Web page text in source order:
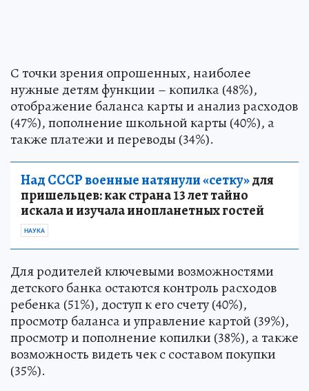
С точки зрения опрошенных, наиболее
нужные детям функции – копилка (48%),
отображение баланса карты и анализ расходов
(47%), пополнение школьной карты (40%), а
также платежи и переводы (34%).
Над СССР военные натянули «сетку»для
пришельцев: как страна 13 лет тайно
искала и изучала инопланетных гостей
НАУКА
Для родителей ключевыми возможностями
детского банка остаются контроль расходов
ребенка (51%), доступ к его счету (40%),
просмотр баланса и управление картой (39%),
просмотр и пополнение копилки (38%), а также
возможность видеть чек с составом покупки
(35%).